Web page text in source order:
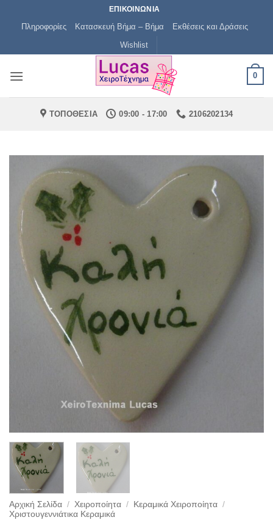
ΕΠΙΚΟΙΝΩΝΙΑ
Πληροφορίες Κατασκευή Βήμα – Βήμα
Εκθέσεις και Δράσεις
Wishlist
0
ΤΟΠΟΘΕΣΙΑ 09:00 - 17:00 2106202134
Αρχική Σελίδα / Χειροποίητα / Κεραμικά Χειροποίητα /
Χριστουγεννιάτικα Κεραμικά